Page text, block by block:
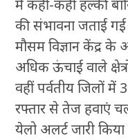
में कहीं-कहीं हल्की
की संभावना जताई गई
मौसम विज्ञान केंद्र
अधिक ऊंचाई वाले
वहीं पर्वतीय जिलों में
रफ्तार से तेज हवाएं
येलो अलर्ट जारी किया